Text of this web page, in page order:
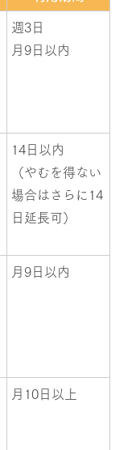
週3日
月9日以内
14日以内
（やむを得ない
場合はさらに14
日延長可）
月9日以内
月10日以上